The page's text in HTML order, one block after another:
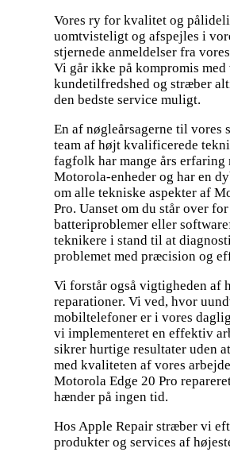
Vores ry for kvalitet og
uomtvisteligt og afspejles i
stjernede anmeldelser fra
Vi går ikke på kompromis med
kundetilfredshed og stræber
den bedste service muligt.
En af nøgleårsagerne til vores
team af højt kvalificerede
fagfolk har mange års erfaring
Motorola-enheder og har en
om alle tekniske aspekter af
Pro. Uanset om du står over
batteriproblemer eller
teknikere i stand til at
problemet med præcision og
Vi forstår også vigtigheden af
reparationer. Vi ved, hvor
mobiltelefoner er i vores
vi implementeret en effektiv
sikrer hurtige resultater uden
med kvaliteten af vores
Motorola Edge 20 Pro
hænder på ingen tid.
Hos Apple Repair stræber vi
produkter og services af